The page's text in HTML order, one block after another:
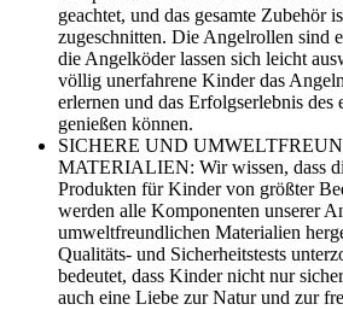
geachtet, und das gesamte Zubehör
zugeschnitten. Die Angelrollen sind
die Angelköder lassen sich leicht
völlig unerfahrene Kinder das
erlernen und das Erfolgserlebnis
genießen können.
SICHERE UND
MATERIALIEN: Wir wissen, dass
Produkten für Kinder von größter
werden alle Komponenten unserer
umweltfreundlichen Materialien
Qualitäts- und Sicherheitstests
bedeutet, dass Kinder nicht nur
auch eine Liebe zur Natur und zur